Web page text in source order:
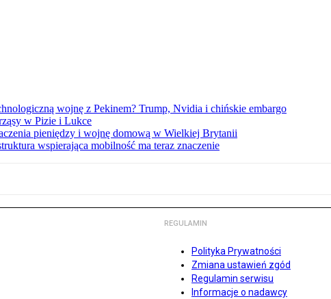
wojnę z Pekinem? Trump, Nvidia i chińskie embargo
w Pizie i Lukce
pieniędzy i wojnę domową w Wielkiej Brytanii
wspierająca mobilność ma teraz znaczenie
REGULAMIN
Polityka Prywatności
Zmiana ustawień zgód
Regulamin serwisu
Informacje o nadawcy